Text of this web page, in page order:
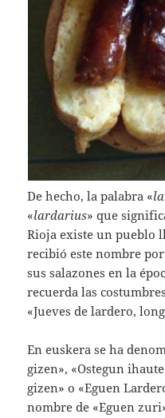
De hecho, la palabra «
«lardarius» que
Rioja existe un pueblo
recibió este nombre
sus salazones en la
recuerda las
«Jueves de lardero,
En euskera se ha
gizen», «Ostegun
gizen» o «Eguen
nombre de «Eguen